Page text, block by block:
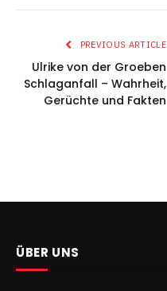
PREVIOUS ARTICLE
Ulrike von der Groeben
Schlaganfall – Wahrheit,
Gerüchte und Fakten
ÜBER UNS